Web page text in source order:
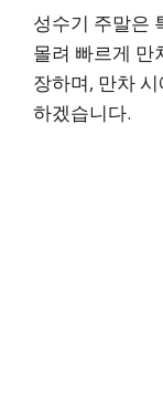
성수기 주말은
몰려 빠르게 만
장하며, 만차
하겠습니다.